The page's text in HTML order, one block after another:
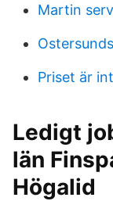
Martin
Priset är
Ledigt
län
Högalid